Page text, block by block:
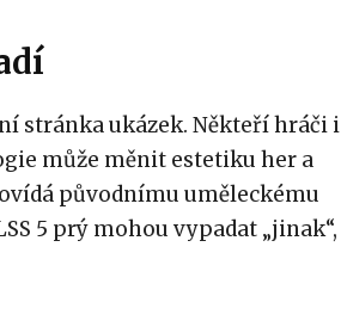
stránka ukázek. Někteří hráči i
může měnit estetiku her a
původnímu uměleckému
5 prý mohou vypadat „jinak“,